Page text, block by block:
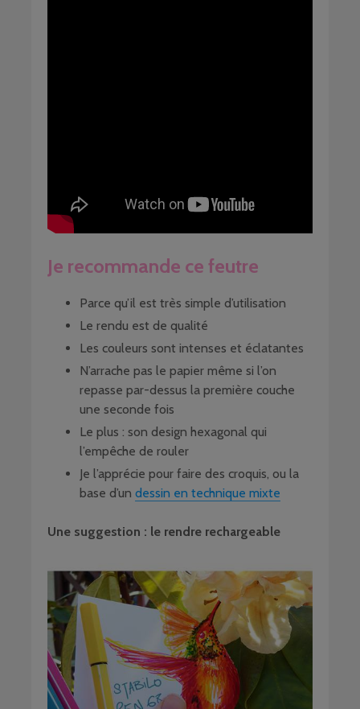
Je recommande ce feutre
Parce qu’il est très simple d’utilisation
Le rendu est de qualité
Les couleurs sont intenses et éclatantes
N’arrache pas le papier même si l’on
repasse par-dessus la première couche
une seconde fois
Le plus : son design hexagonal qui
l’empêche de rouler
Je l’apprécie pour faire des croquis, ou la
base d’un dessin en technique mixte
Une suggestion : le rendre rechargeable